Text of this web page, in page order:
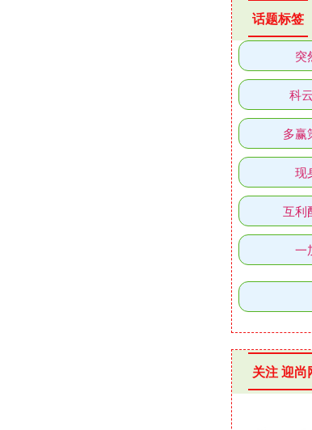
话题标签
突
科
多赢
现
互利
一
关注 迎尚